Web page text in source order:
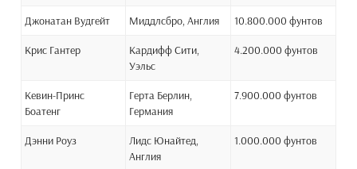
Джонатан Вудгейт Миддлсбро, Англия 10.800.000 фунтов
Крис Гантер
Кардифф Сити,
Уэльс
4.200.000 фунтов
Кевин-Принс
Боатенг
Герта Берлин,
Германия
7.900.000 фунтов
Дэнни Роуз
Лидс Юнайтед,
Англия
1.000.000 фунтов